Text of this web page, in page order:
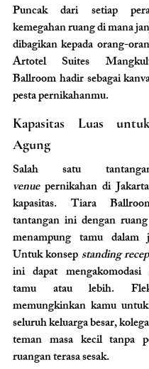
Puncak dari setiap
kemegahan ruang di mana
dibagikan kepada orang-
Artotel Suites
Ballroom hadir sebagai
pesta pernikahanmu.
Kapasitas Luas
Agung
venue pernikahan di
kapasitas. Tiara
tantangan ini dengan
menampung tamu dalam
Untuk konsep standing
ini dapat
tamu atau lebih.
memungkinkan kamu
seluruh keluarga besar,
teman masa kecil tanpa
ruangan terasa sesak.